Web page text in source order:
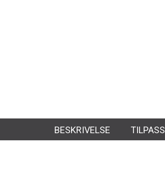
BESKRIVELSE TILPASS